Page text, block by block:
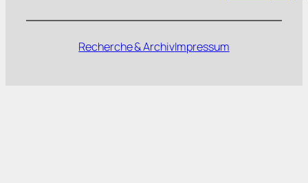
Recherche & ArchivImpressum